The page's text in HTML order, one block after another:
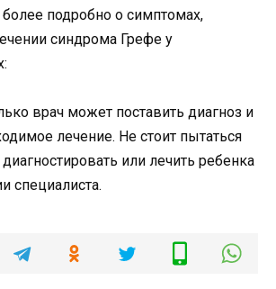
более подробно о симптомах,
синдрома Грефе у
врач может поставить диагноз и
лечение. Не стоит пытаться
или лечить ребенка
специалиста.